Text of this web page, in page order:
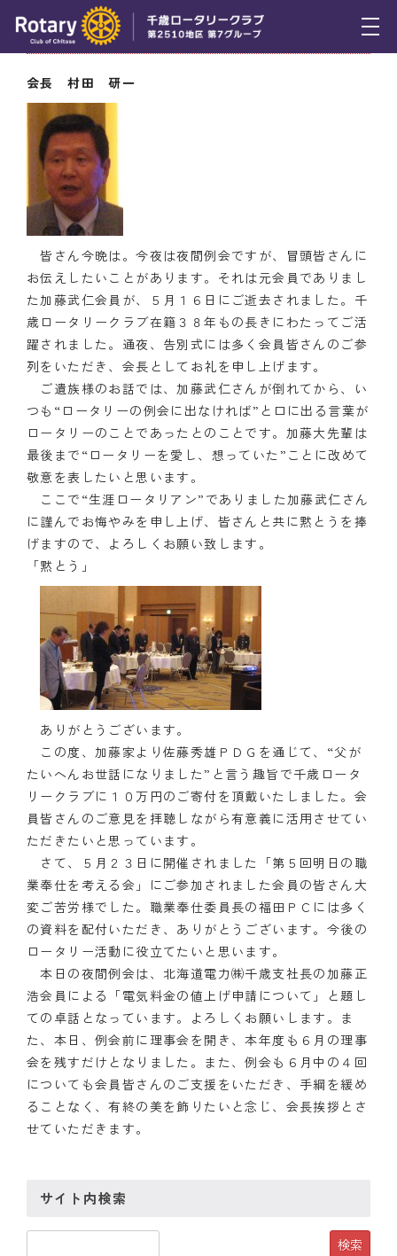
トピックス
例会報告
活動報告
理事会報告
スケジュール
年間プログラム
木曜会
組織図
クラブのあゆみ
クラブの歴史
歴代会長・幹事
記念誌
案内
例会場・事務局の案内
リンク集
情報公開
入会のご案内
5月30日（木） 会長挨拶
会長 村田 研一
皆さん今晩は。今夜は夜間例会ですが、冒頭皆さんに
お伝えしたいことがあります。それは元会員でありまし
た加藤武仁会員が、５月１６日にご逝去されました。千
歳ロータリークラブ在籍３８年もの長きにわたってご活
躍されました。通夜、告別式には多く会員皆さんのご参
列をいただき、会長としてお礼を申し上げます。
ご遺族様のお話では、加藤武仁さんが倒れてから、い
つも“ロータリーの例会に出なければ”と口に出る言葉が
ロータリーのことであったとのことです。加藤大先輩は
最後まで“ロータリーを愛し、想っていた”ことに改めて
敬意を表したいと思います。
ここで“生涯ロータリアン”でありました加藤武仁さん
に謹んでお悔やみを申し上げ、皆さんと共に黙とうを捧
げますので、よろしくお願い致します。
「黙とう」
ありがとうございます。
この度、加藤家より佐藤秀雄ＰＤＧを通じて、“父が
たいへんお世話になりました”と言う趣旨で千歳ロータ
リークラブに１０万円のご寄付を頂戴いたしました。会
員皆さんのご意見を拝聴しながら有意義に活用させてい
ただきたいと思っています。
さて、５月２３日に開催されました「第５回明日の職
業奉仕を考える会」にご参加されました会員の皆さん大
変ご苦労様でした。職業奉仕委員長の福田ＰＣには多く
の資料を配付いただき、ありがとうございます。今後の
ロータリー活動に役立てたいと思います。
本日の夜間例会は、北海道電力㈱千歳支社長の加藤正
浩会員による「電気料金の値上げ申請について」と題し
ての卓話となっています。よろしくお願いします。ま
た、本日、例会前に理事会を開き、本年度も６月の理事
会を残すだけとなりました。また、例会も６月中の４回
についても会員皆さんのご支援をいただき、手綱を緩め
ることなく、有終の美を飾りたいと念じ、会長挨拶とさ
せていただきます。
サイト内検索